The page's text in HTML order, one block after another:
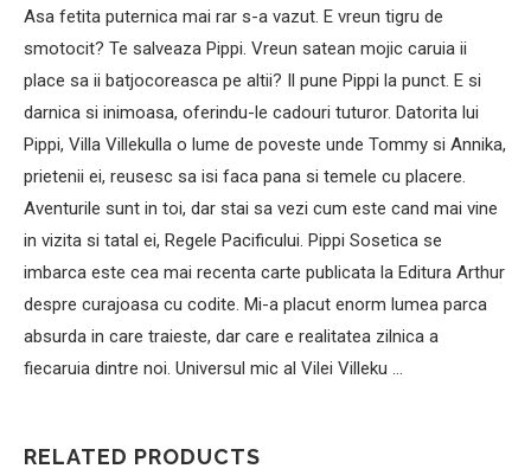
Asa fetita puternica mai rar s-a vazut. E vreun tigru de
smotocit? Te salveaza Pippi. Vreun satean mojic caruia ii
place sa ii batjocoreasca pe altii? Il pune Pippi la punct. E si
darnica si inimoasa, oferindu-le cadouri tuturor. Datorita lui
Pippi, Villa Villekulla o lume de poveste unde Tommy si Annika,
prietenii ei, reusesc sa isi faca pana si temele cu placere.
Aventurile sunt in toi, dar stai sa vezi cum este cand mai vine
in vizita si tatal ei, Regele Pacificului. Pippi Sosetica se
imbarca este cea mai recenta carte publicata la Editura Arthur
despre curajoasa cu codite. Mi-a placut enorm lumea parca
absurda in care traieste, dar care e realitatea zilnica a
fiecaruia dintre noi. Universul mic al Vilei Villeku …
RELATED PRODUCTS